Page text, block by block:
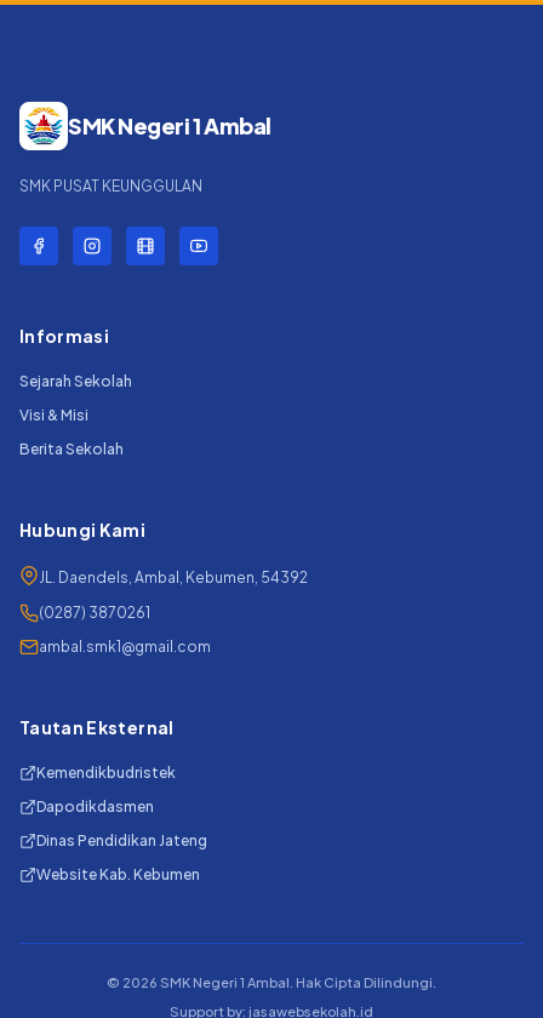
SMK Negeri 1 Ambal
SMK PUSAT KEUNGGULAN
Informasi
Sejarah Sekolah
Visi & Misi
Berita Sekolah
Hubungi Kami
JL. Daendels, Ambal, Kebumen, 54392
(0287) 3870261
ambal.smk1@gmail.com
Tautan Eksternal
Kemendikbudristek
Dapodikdasmen
Dinas Pendidikan Jateng
Website Kab. Kebumen
© 2026 SMK Negeri 1 Ambal. Hak Cipta Dilindungi.
Support by: jasawebsekolah.id